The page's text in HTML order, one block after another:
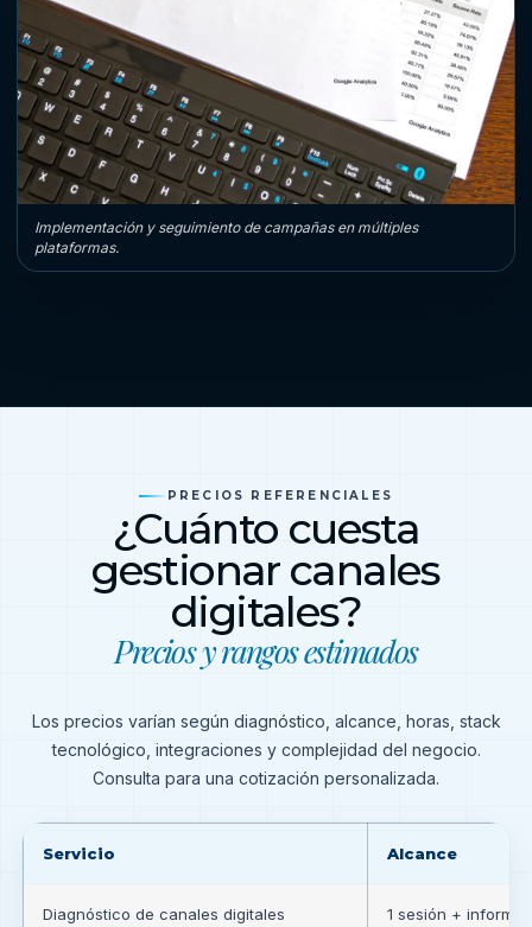
Implementación y seguimiento de campañas en múltiples
plataformas.
PRECIOS REFERENCIALES
¿Cuánto cuesta
gestionar canales
digitales?
Precios y rangos estimados
Los precios varían según diagnóstico, alcance, horas, stack
tecnológico, integraciones y complejidad del negocio.
Consulta para una cotización personalizada.
Servicio Alcance
Diagnóstico de canales digitales 1 sesión + informe